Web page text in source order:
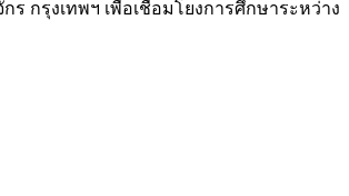
กรุงเทพฯ เพื่อเชื่อมโยงการศึกษาระหว่าง